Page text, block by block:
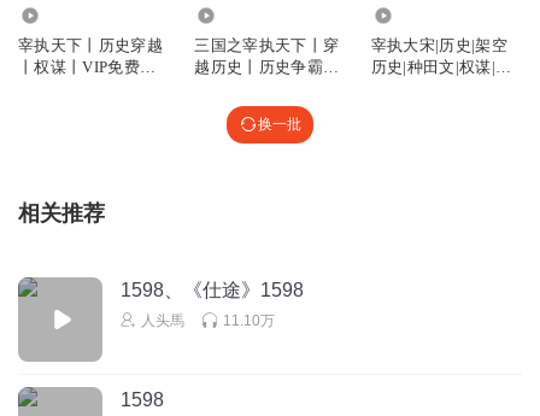
宰执天下丨历史穿越
丨权谋丨VIP免费丨
三国之宰执天下丨穿
越历史丨历史争霸丨
宰执大宋|历史|架空
历史|种田文|权谋|AI
换一批
相关推荐
1598、《仕途》1598
人头馬 11.10万
1598